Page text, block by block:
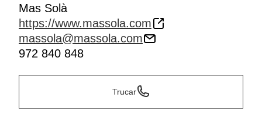
Mas Solà
https://www.massola.com
massola@massola.com
972 840 848
Trucar